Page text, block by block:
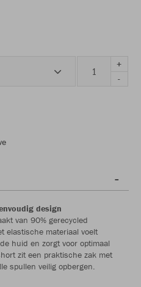
+
-
design
van 90% gerecycled
elastische materiaal voelt
huid en zorgt voor optimaal
zit een praktische zak met
spullen veilig opbergen.